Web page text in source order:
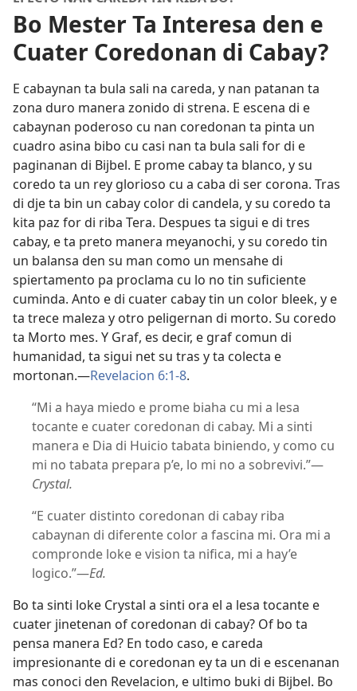
Bo Mester Ta Interesa den e
Cuater Coredonan di Cabay?
E cabaynan ta bula sali na careda, y nan patanan ta
zona duro manera zonido di strena. E escena di e
cabaynan poderoso cu nan coredonan ta pinta un
cuadro asina bibo cu casi nan ta bula sali for di e
paginanan di Bijbel. E prome cabay ta blanco, y su
coredo ta un rey glorioso cu a caba di ser corona. Tras
di dje ta bin un cabay color di candela, y su coredo ta
kita paz for di riba Tera. Despues ta sigui e di tres
cabay, e ta preto manera meyanochi, y su coredo tin
un balansa den su man como un mensahe di
spiertamento pa proclama cu lo no tin suficiente
cuminda. Anto e di cuater cabay tin un color bleek, y e
ta trece maleza y otro peligernan di morto. Su coredo
ta Morto mes. Y Graf, es decir, e graf comun di
humanidad, ta sigui net su tras y ta colecta e
mortonan.—Revelacion 6:1-8.
“Mi a haya miedo e prome biaha cu mi a lesa
tocante e cuater coredonan di cabay. Mi a sinti
manera e Dia di Huicio tabata biniendo, y como cu
mi no tabata prepara p’e, lo mi no a sobrevivi.”—
Crystal.
“E cuater distinto coredonan di cabay riba
cabaynan di diferente color a fascina mi. Ora mi a
compronde loke e vision ta nifica, mi a hay’e
logico.”—Ed.
Bo ta sinti loke Crystal a sinti ora el a lesa tocante e
cuater jinetenan of coredonan di cabay? Of bo ta
pensa manera Ed? En todo caso, e careda
impresionante di e coredonan ey ta un di e escenanan
mas conoci den Revelacion, e ultimo buki di Bijbel. Bo